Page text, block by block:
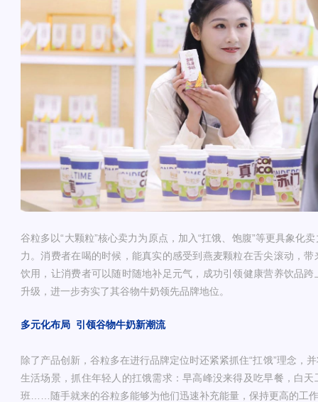
谷粒多以“大颗粒”核心卖力为原点，加入“扛饿、饱腹”等更具象化
力。消费者在喝的时候，能真实的感受到燕麦颗粒在舌尖滚动，
饮用，让消费者可以随时随地补足元气，成功引领健康营养饮品
升级，进一步夯实了其谷物牛奶领先品牌地位。
多元化布局 引领谷物牛奶新潮流
除了产品创新，谷粒多在进行品牌定位时还紧紧抓住“扛饿”理念，
生活场景，抓住年轻人的扛饿需求：早高峰没来得及吃早餐，白
班……随手就来的谷粒多能够为他们迅速补充能量，保持更高的工